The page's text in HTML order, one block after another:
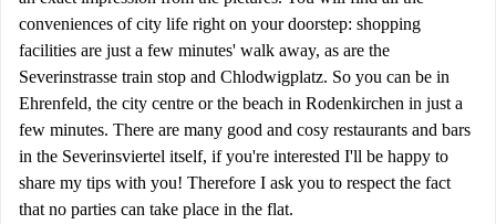
conveniences of city life right on your doorstep: shopping
facilities are just a few minutes' walk away, as are the
Severinstrasse train stop and Chlodwigplatz. So you can be in
Ehrenfeld, the city centre or the beach in Rodenkirchen in just a
few minutes. There are many good and cosy restaurants and bars
in the Severinsviertel itself, if you're interested I'll be happy to
share my tips with you! Therefore I ask you to respect the fact
that no parties can take place in the flat.